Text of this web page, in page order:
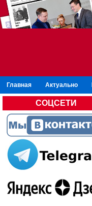
Главная Актуально
СОЦСЕТИ